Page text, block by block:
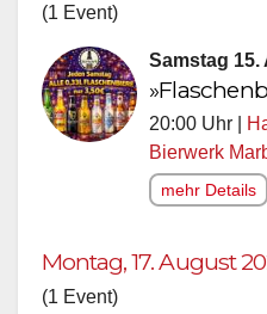
(1 Event)
Samstag 15.
20:00 Uhr |
Bierwerk
mehr Details
Montag, 17. August
(1 Event)